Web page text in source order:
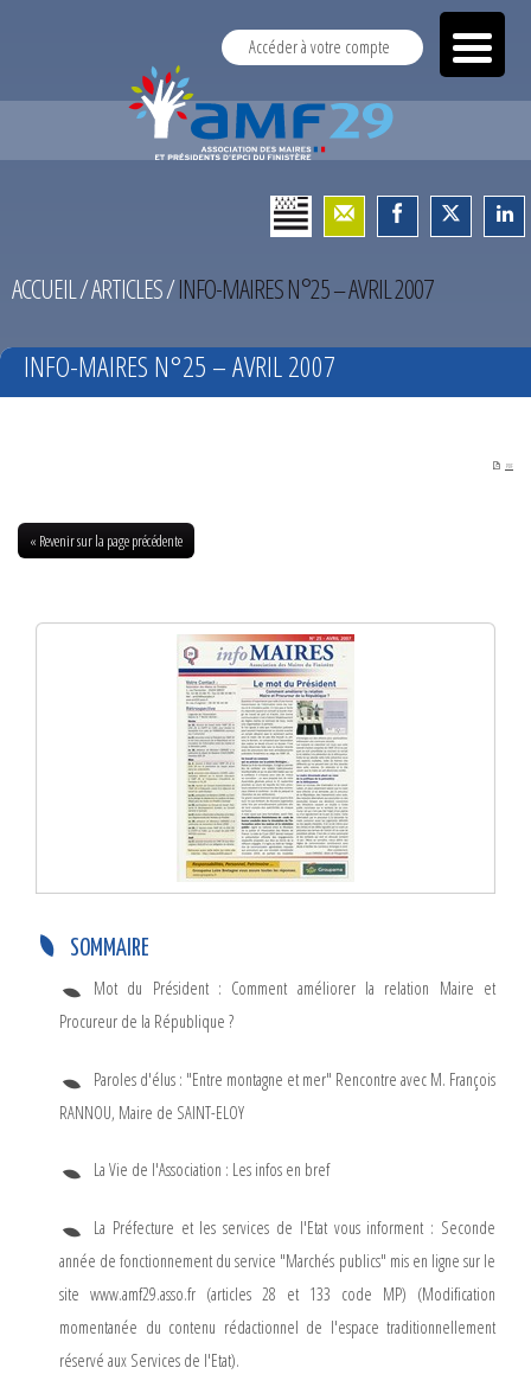
Accéder à votre compte
ACCUEIL/ARTICLES/INFO-MAIRES N°25 – AVRIL 2007
INFO-MAIRES N°25 – AVRIL 2007
PDF
« Revenir sur la page précédente
SOMMAIRE
Mot du Président : Comment améliorer la relation Maire et
Procureur de la République ?
Paroles d'élus : "Entre montagne et mer" Rencontre avec M. François
RANNOU, Maire de SAINT-ELOY
La Vie de l'Association : Les infos en bref
La Préfecture et les services de l'Etat vous informent : Seconde
année de fonctionnement du service "Marchés publics" mis en ligne sur le
site www.amf29.asso.fr (articles 28 et 133 code MP) (Modification
momentanée du contenu rédactionnel de l'espace traditionnellement
réservé aux Services de l'Etat).